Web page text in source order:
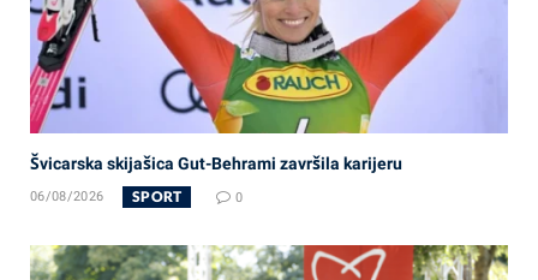
Švicarska skijašica Gut-Behrami završila karijeru
06/08/2026 SPORT 0